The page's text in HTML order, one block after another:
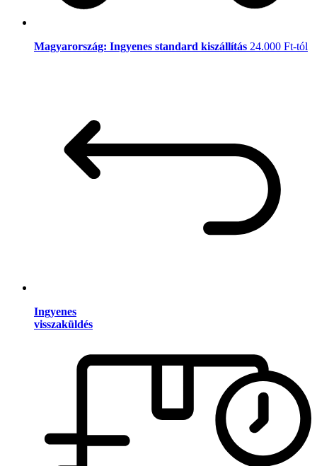
Magyarország: Ingyenes standard kiszállítás 24.000 Ft-tól
Ingyenes
visszaküldés